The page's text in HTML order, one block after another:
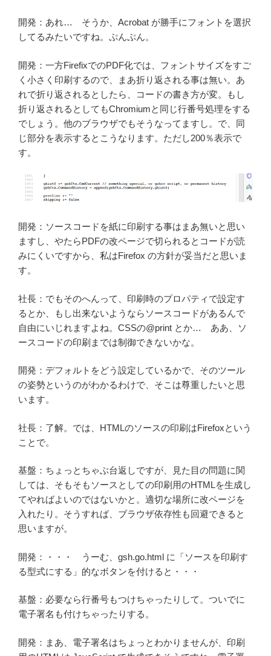
開発：あれ… そうか、Acrobat が勝手にフォントを選択
してるみたいですね。ぷんぷん。
開発：一方FirefixでのPDF化では、フォントサイズをすご
く小さく印刷するので、まあ折り返される事は無い。あ
れで折り返されるとしたら、コードの書き方が変。もし
折り返されるとしてもChromiumと同じ行番号処理をする
でしょう。他のブラウザでもそうなってますし。で、同
じ部分を表示するとこうなります。ただし200％表示で
す。
開発：ソースコードを紙に印刷する事はまあ無いと思い
ますし、やたらPDFの改ページで切られるとコードが読
みにくいですから、私はFirefox の方針が妥当だと思いま
す。
社長：でもそのへんって、印刷時のプロパティで設定す
るとか、もし出来ないようならソースコードがあるんで
自由にいじれますよね。CSSの@print とか… ああ、ソ
ースコードの印刷までは制御できないかな。
開発：デフォルトをどう設定しているかで、そのツール
の姿勢というのがわかるわけで、そこは尊重したいと思
います。
社長：了解。では、HTMLのソースの印刷はFirefoxという
ことで。
基盤：ちょっとちゃぶ台返しですが、見た目の問題に関
しては、そもそもソースとしての印刷用のHTMLを生成し
てやればよいのではないかと。適切な場所に改ページを
入れたり。そうすれば、ブラウザ依存性も回避できると
思いますが。
開発：・・・ うーむ、gsh.go.html に「ソースを印刷す
る型式にする」的なボタンを付けると・・・
基盤：必要なら行番号もつけちゃったりして。ついでに
電子署名も付けちゃったりする。
開発：まあ、電子署名はちょっとわかりませんが、印刷